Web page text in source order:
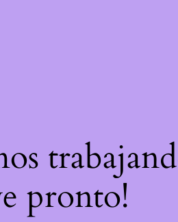
pronto!